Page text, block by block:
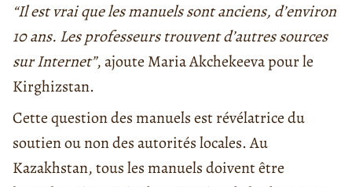
“Il est vrai que les manuels sont anciens, d’environ
10 ans. Les professeurs trouvent d’autres sources
sur Internet”, ajoute Maria Akchekeeva pour le
Kirghizstan.
Cette question des manuels est révélatrice du
soutien ou non des autorités locales. Au
Kazakhstan, tous les manuels doivent être